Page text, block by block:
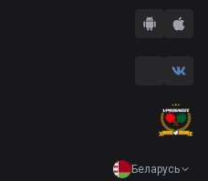
Беларусь